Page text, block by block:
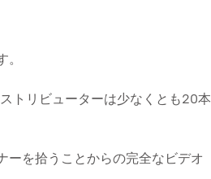
トリビューターは少なくとも20本
ーを拾うことからの完全なビデオ